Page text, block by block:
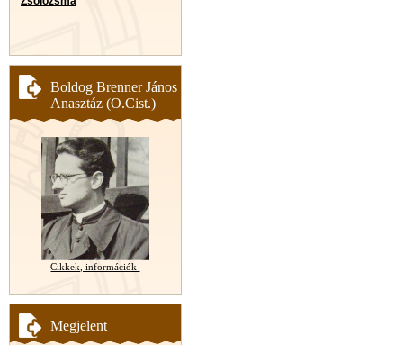
Boldog Brenner János
Anasztáz (O.Cist.)
Cikkek, információk
Megjelent